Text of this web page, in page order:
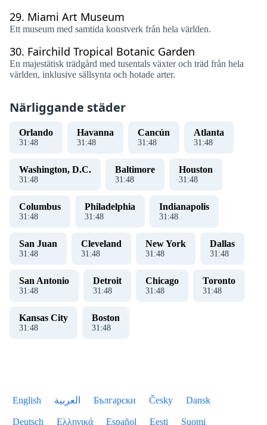
29. Miami Art Museum
Ett museum med samtida konstverk från hela världen.
30. Fairchild Tropical Botanic Garden
En majestätisk trädgård med tusentals växter och träd från hela
världen, inklusive sällsynta och hotade arter.
Närliggande städer
Orlando
31:48
Havanna
31:48
Cancún
31:48
Atlanta
31:48
Washington, D.C.
31:48
Baltimore
31:48
Houston
31:48
Columbus
31:48
Philadelphia
31:48
Indianapolis
31:48
San Juan
31:48
Cleveland
31:48
New York
31:48
Dallas
31:48
San Antonio
31:48
Detroit
31:48
Chicago
31:48
Toronto
31:48
Kansas City
31:48
Boston
31:48
English العربية Български Česky Dansk
Deutsch Ελληνικά Español Eesti Suomi